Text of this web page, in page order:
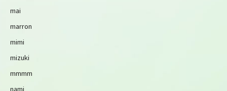
mai
marron
mimi
mizuki
mmmm
nami